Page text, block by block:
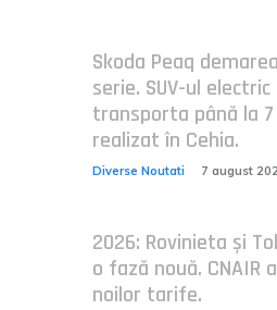
Skoda Peaq
serie. SUV-ul
transporta până la
realizat în Cehia.
Diverse Noutati 7 august
2026: Rovinieta și
o fază nouă. CNAIR
noilor tarife.